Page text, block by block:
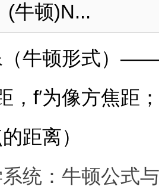
(牛顿)N...
（牛顿形式）
，f′为像方焦距
距离）
系统：牛顿公